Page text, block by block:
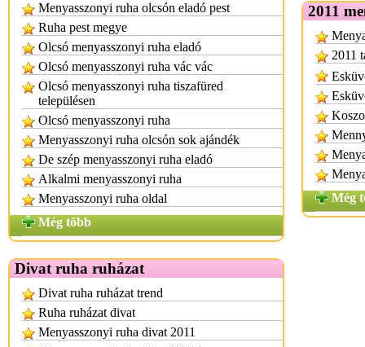
Menyasszonyi ruha olcsón eladó pest
Ruha pest megye
Olcsó menyasszonyi ruha eladó
Olcsó menyasszonyi ruha vác vác
Olcsó menyasszonyi ruha tiszafüred
településen
Olcsó menyasszonyi ruha
Menyasszonyi ruha olcsón sok ajándék
De szép menyasszonyi ruha eladó
Alkalmi menyasszonyi ruha
Menyasszonyi ruha oldal
Még több
Divat ruha ruházat
Divat ruha ruházat trend
Ruha ruházat divat
Menyasszonyi ruha divat 2011
2011
2011
Még